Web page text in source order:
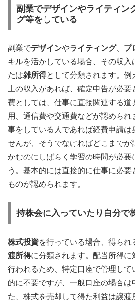
副業でデザインやライティン
グ等をしている
副業でデザインやライティング、 プ
キルを活かしている場合、その収入
たは雑所得として分類されます。例
上の収入があれば、確定申告が必
費としては、仕事に直接関連する道
用、通信費や交通費などが認めら
事をしている人であれば経費申請は
せんが、そうでなければどこまでが
かむのにしばらく学習の時間が必要
う。基本的には直接的に仕事に必要
ものが認められます。
持株会に入っていたり自分で
株式投資を行っている場合、得られ
渡所得に分類されます。配当所得に
行われるため、特定口座で管理して
的に不要ですが、一般口座の場合は
た、株式を売却して得た利益は譲渡